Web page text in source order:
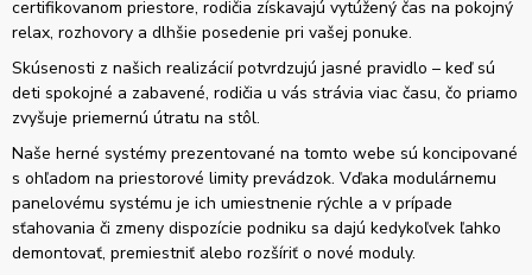
certifikovanom priestore, rodičia získavajú vytúžený čas na pokojný
relax, rozhovory a dlhšie posedenie pri vašej ponuke.
Skúsenosti z našich realizácií potvrdzujú jasné pravidlo – keď sú
deti spokojné a zabavené, rodičia u vás strávia viac času, čo priamo
zvyšuje priemernú útratu na stôl.
Naše herné systémy prezentované na tomto webe sú koncipované
s ohľadom na priestorové limity prevádzok. Vďaka modulárnemu
panelovému systému je ich umiestnenie rýchle a v prípade
sťahovania či zmeny dispozície podniku sa dajú kedykoľvek ľahko
demontovať, premiestniť alebo rozšíriť o nové moduly.